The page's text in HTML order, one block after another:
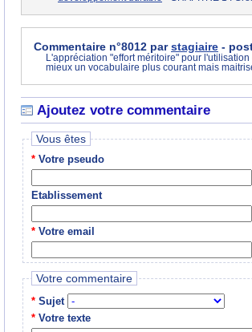
Commentaire n°8012 parstagiaire -
L'appréciation "effort méritoire" pour
mieux un vocabulaire plus courant mais
Ajoutez votre commentaire
Vous êtes
* Votre pseudo
Etablissement
* Votre email
Votre commentaire
* Sujet
* Votre texte